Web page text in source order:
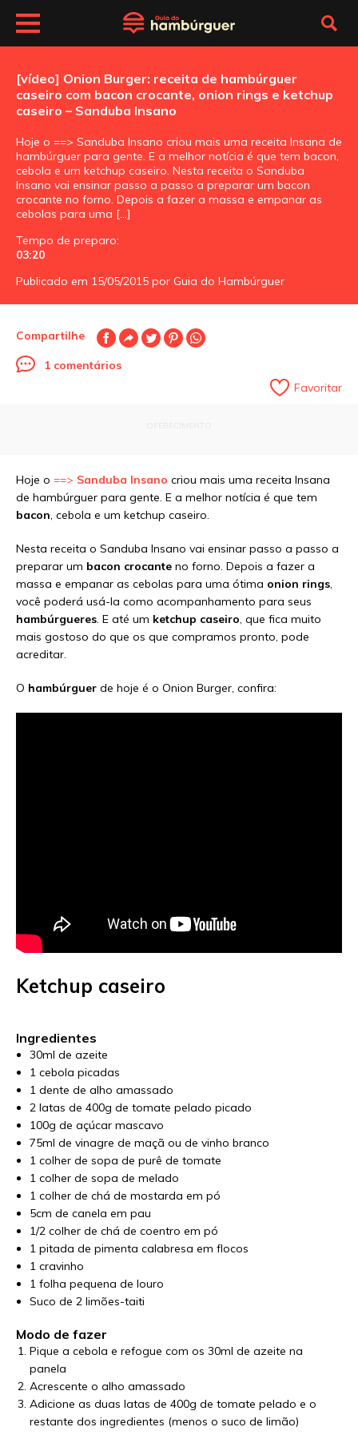
[vídeo] Onion Burger: receita de hambúrguer
caseiro com bacon crocante, onion rings e ketchup
caseiro – Sanduba Insano
Hoje o ==> Sanduba Insano criou mais uma receita Insana de
hambúrguer para gente. E a melhor notícia é que tem bacon,
cebola e um ketchup caseiro. Nesta receita o Sanduba
Insano vai ensinar passo a passo a preparar um bacon
crocante no forno. Depois a fazer a massa e empanar as
cebolas para uma […]
Tempo de preparo:
03:20
Publicado em 15/05/2015 por Guia do Hambúrguer
Compartilhe
1 comentários
Favoritar
Hoje o ==> Sanduba Insano criou mais uma receita Insana
de hambúrguer para gente. E a melhor notícia é que tem
bacon, cebola e um ketchup caseiro.
Nesta receita o Sanduba Insano vai ensinar passo a passo a
preparar um bacon crocante no forno. Depois a fazer a
massa e empanar as cebolas para uma ótima onion rings,
você poderá usá-la como acompanhamento para seus
hambúrgueres. E até um ketchup caseiro, que fica muito
mais gostoso do que os que compramos pronto, pode
acreditar.
O hambúrguer de hoje é o Onion Burger, confira:
Ketchup caseiro
Ingredientes
30ml de azeite
1 cebola picadas
1 dente de alho amassado
2 latas de 400g de tomate pelado picado
100g de açúcar mascavo
75ml de vinagre de maçã ou de vinho branco
1 colher de sopa de purê de tomate
1 colher de sopa de melado
1 colher de chá de mostarda em pó
5cm de canela em pau
1/2 colher de chá de coentro em pó
1 pitada de pimenta calabresa em flocos
1 cravinho
1 folha pequena de louro
Suco de 2 limões-taiti
Modo de fazer
Pique a cebola e refogue com os 30ml de azeite na
panela
Acrescente o alho amassado
Adicione as duas latas de 400g de tomate pelado e o
restante dos ingredientes (menos o suco de limão)